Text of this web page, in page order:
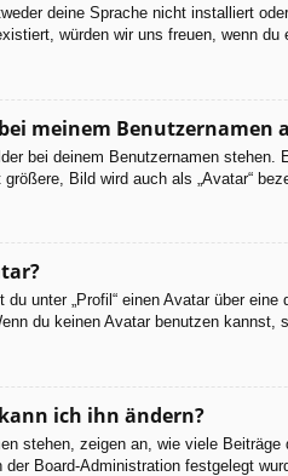
deine Sprache nicht installiert
würden wir uns freuen, wenn
meinem Benutzernamen
bei deinem Benutzernamen
Bild wird auch als „Avatar“
du unter „Profil“ einen Avatar über
du keinen Avatar benutzen
ich ihn ändern?
stehen, zeigen an, wie viele
Board-Administration festgelegt